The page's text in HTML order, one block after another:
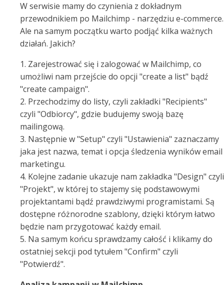
W serwisie mamy do czynienia z dokładnym
przewodnikiem po Mailchimp - narzędziu e-commerce.
Ale na samym początku warto podjąć kilka ważnych
działań. Jakich?
1. Zarejestrować się i zalogować w Mailchimp, co
umożliwi nam przejście do opcji "create a list" bądź
"create campaign".
2. Przechodzimy do listy, czyli zakładki "Recipients"
czyli "Odbiorcy", gdzie budujemy swoją bazę
mailingową.
3. Następnie w "Setup" czyli "Ustawienia" zaznaczamy
jaka jest nazwa, temat i opcja śledzenia wyników email
marketingu.
4. Kolejne zadanie ukazuje nam zakładka "Design" czyli
"Projekt", w której to stajemy się podstawowymi
projektantami bądź prawdziwymi programistami. Są
dostępne różnorodne szablony, dzięki którym łatwo
będzie nam przygotować każdy email.
5. Na samym końcu sprawdzamy całość i klikamy do
ostatniej sekcji pod tytułem "Confirm" czyli
"Potwierdź".